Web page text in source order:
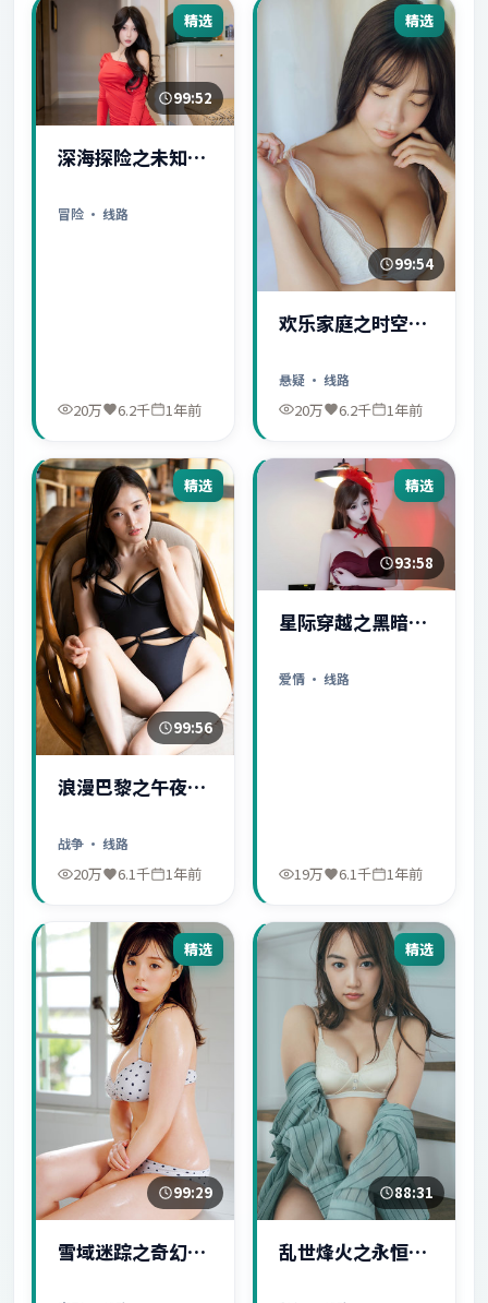
精选
99:52
深海探险之未知世
冒险 · 线路
20万 6.2千 1年前
精选
99:54
欢乐家庭之时空守
悬疑 · 线路
20万 6.2千 1年前
精选
99:56
浪漫巴黎之午夜惊
战争 · 线路
20万 6.1千 1年前
精选
93:58
星际穿越之黑暗秘
爱情 · 线路
19万 6.1千 1年前
精选
99:29
雪域迷踪之奇幻冒
精选
88:31
乱世烽火之永恒爱